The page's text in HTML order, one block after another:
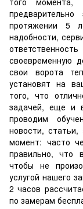
протяжении 5
надобности,
своевременную
свои ворота
установят на
того, что
задачей, еще и
проводим
новости,
момент: часто
правильно, что
чтобы не
услугой нашего
2 часов
по замерам